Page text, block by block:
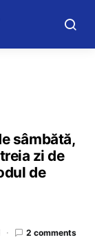
sâmbătă,
zi de
de
2 comments